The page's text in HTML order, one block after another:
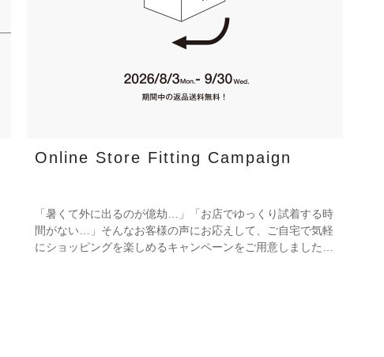
Online Store Fitting Campaign
「暑くて外に出るのが億劫…」「お店でゆっくり試着する時
間がない…」そんなお客様の声にお応えして、ご自宅で気軽
にショッピングを楽しめるキャンペーンをご用意しました！